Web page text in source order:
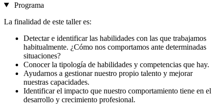
Programa
La finalidad de este taller es:
Detectar e identificar las habilidades con las que trabajamos
habitualmente. ¿Cómo nos comportamos ante determinadas
situaciones?
Conocer la tipología de habilidades y competencias que hay.
Ayudarnos a gestionar nuestro propio talento y mejorar
nuestras capacidades.
Identificar el impacto que nuestro comportamiento tiene en el
desarrollo y crecimiento profesional.